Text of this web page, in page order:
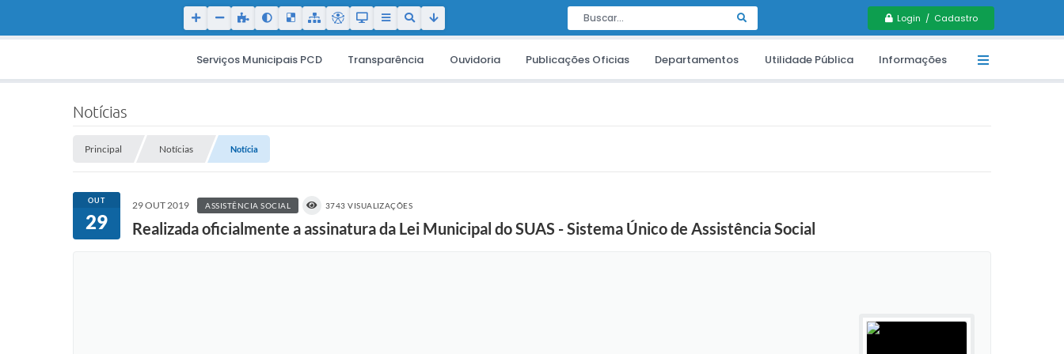
Login / Cadastro
Serviços Municipais PCD Transparência Ouvidoria Publicações Oficias Departamentos Utilidade Pública Informações
Notícias
Principal Notícias Notícia
OUT
29
29 OUT 2019 ASSISTÊNCIA SOCIAL 3743 VISUALIZAÇÕES
Realizada oficialmente a assinatura da Lei Municipal do SUAS - Sistema Único de Assistência Social